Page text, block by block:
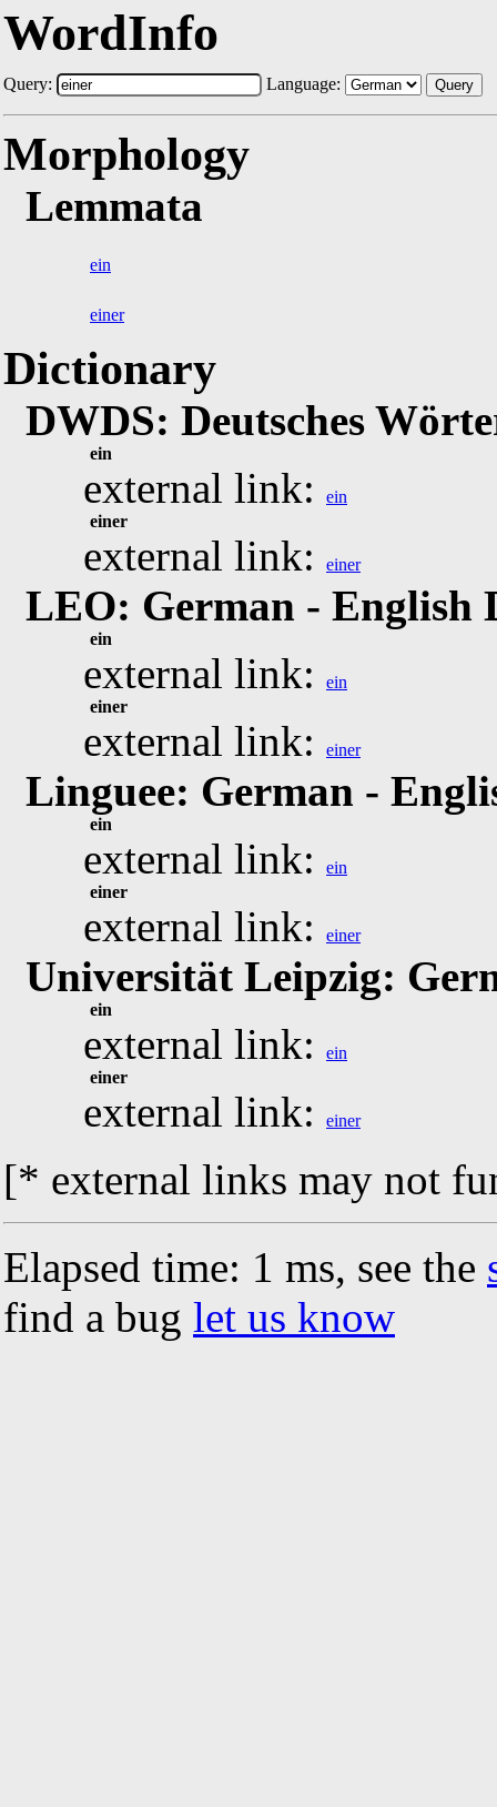
WordInfo
Query: Language: Query
Morphology
Lemmata
ein
einer
Dictionary
DWDS: Deutsches
ein
external link:
ein
einer
external link: einer
LEO: German - English
ein
external link:
ein
einer
external link: einer
Linguee: German -
ein
external link:
ein
einer
external link: einer
Universität Leipzig:
ein
external link:
ein
einer
external link: einer
[* external links may not
Elapsed time: 1 ms, see the
find a bug let us know